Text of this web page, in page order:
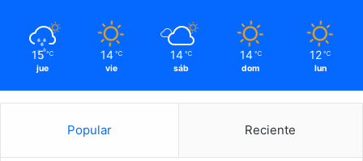
15 ℃
jue
14 ℃
vie
14 ℃
sáb
14 ℃
dom
12 ℃
lun
Popular Reciente